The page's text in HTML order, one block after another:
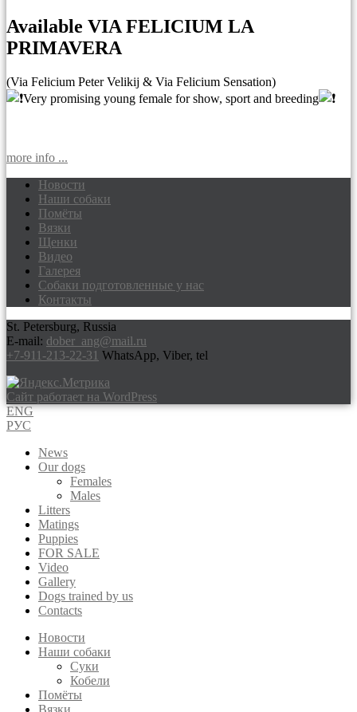
Available VIA FELICIUM LA
PRIMAVERA
(Via Felicium Peter Velikij & Via Felicium Sensation)
Very promising young female for show, sport and breeding
more info ...
Доберманы питомник Via Felicium,
щенки добермана
Новости
Наши собаки
Помёты
Вязки
Щенки
Видео
Галерея
Собаки подготовленные у нас
Контакты
St. Petersburg, Russia
E-mail: dober_ang@mail.ru
+7-911-213-22-31 WhatsApp, Viber, tel
Сайт работает на WordPress
ENG
РУС
News
Our dogs
Females
Males
Litters
Matings
Puppies
FOR SALE
Video
Gallery
Dogs trained by us
Contacts
Новости
Наши собаки
Суки
Кобели
Помёты
Вязки